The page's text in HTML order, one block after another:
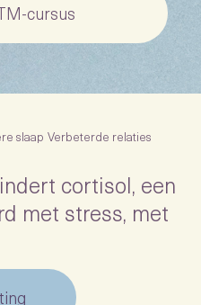
cursus
slaap Verbeterde relaties
cortisol, een
met stress, met